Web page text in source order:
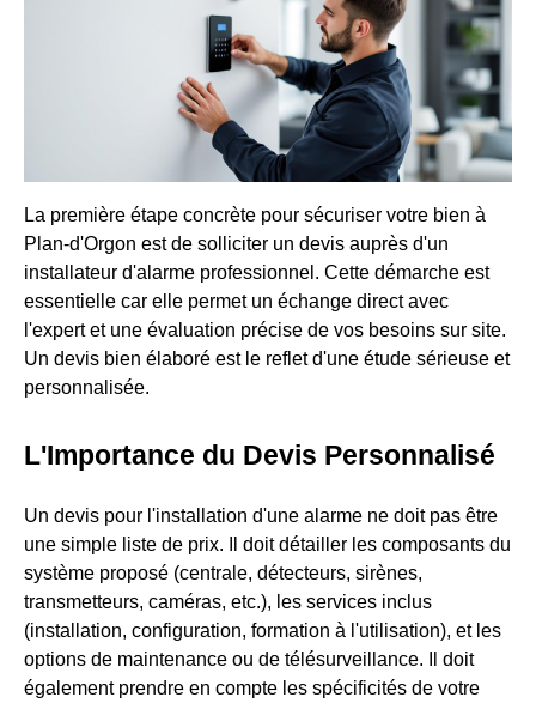
La première étape concrète pour sécuriser votre bien à
Plan-d'Orgon est de solliciter un devis auprès d'un
installateur d'alarme professionnel. Cette démarche est
essentielle car elle permet un échange direct avec
l'expert et une évaluation précise de vos besoins sur site.
Un devis bien élaboré est le reflet d'une étude sérieuse et
personnalisée.
L'Importance du Devis Personnalisé
Un devis pour l'installation d'une alarme ne doit pas être
une simple liste de prix. Il doit détailler les composants du
système proposé (centrale, détecteurs, sirènes,
transmetteurs, caméras, etc.), les services inclus
(installation, configuration, formation à l'utilisation), et les
options de maintenance ou de télésurveillance. Il doit
également prendre en compte les spécificités de votre